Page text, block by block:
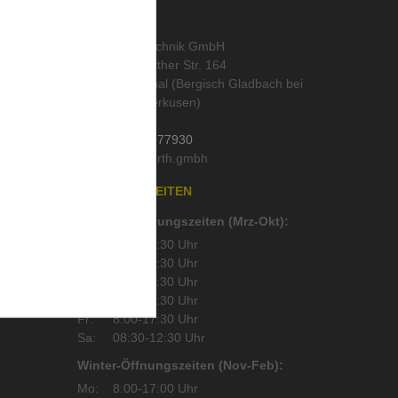
ORTH Landtechnik GmbH
Alte Wipperfürther Str. 164
51519 Odenthal (Bergisch Gladbach bei
Köln und Leverkusen)
02202 / 977930
ÖFFNUNGSZEITEN
Sommer-Öffnungszeiten (Mrz-Okt):
8:00-17:30 Uhr
8:00-17:30 Uhr
8:00-17:30 Uhr
8:00-17:30 Uhr
Fr:
8:00-17:30 Uhr
Sa:
08:30-12:30 Uhr
Winter-Öffnungszeiten (Nov-Feb):
Mo:
8:00-17:00 Uhr